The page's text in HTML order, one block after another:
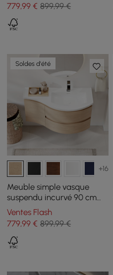
779,99 € 899,99 €
Soldes d'été
+16
Meuble simple vasque
suspendu incurvé 90 cm
avec rangement
Ventes Flash
779,99 € 899,99 €